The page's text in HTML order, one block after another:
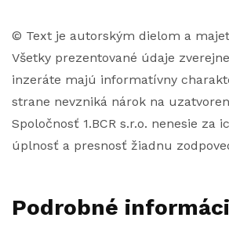
© Text je autorským dielom a
Všetky prezentované údaje
inzeráte majú informatívny
strane nevzniká nárok na
Spoločnosť 1.BCR s.r.o. nenesie za
úplnosť a presnosť žiadnu
Podrobné